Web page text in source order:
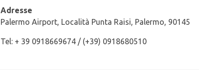
Adresse
Palermo Airport, Località Punta Raisi, Palermo, 90145
Tel: + 39 0918669674 / (+39) 0918680510